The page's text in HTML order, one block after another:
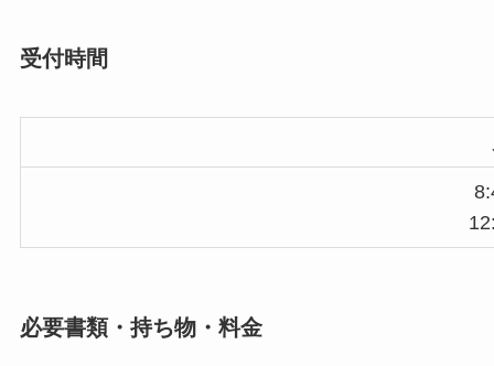
受付時間
必要書類・持ち物・料金